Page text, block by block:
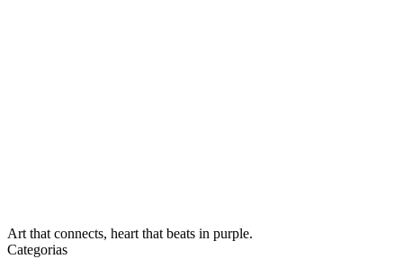
Art that connects, heart that beats in purple.
Categorias